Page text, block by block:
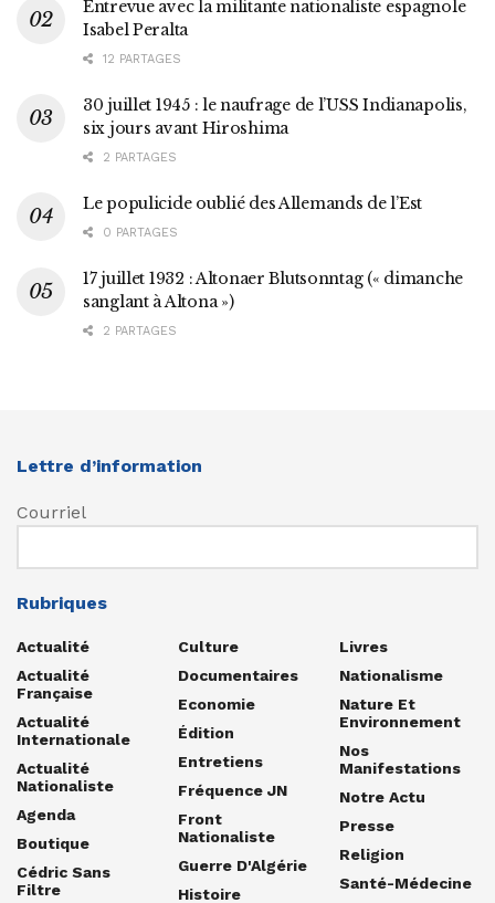
Entrevue avec la militante nationaliste espagnole
Isabel Peralta
12 PARTAGES
30 juillet 1945 : le naufrage de l’USS Indianapolis,
six jours avant Hiroshima
2 PARTAGES
Le populicide oublié des Allemands de l’Est
0 PARTAGES
17 juillet 1932 : Altonaer Blutsonntag (« dimanche
sanglant à Altona »)
2 PARTAGES
Lettre d’information
Courriel
Rubriques
Actualité
Actualité
Française
Actualité
Internationale
Actualité
Nationaliste
Agenda
Boutique
Cédric Sans
Filtre
Culture
Documentaires
Economie
Édition
Entretiens
Fréquence JN
Front
Nationaliste
Guerre D'Algérie
Histoire
Livres
Nationalisme
Nature Et
Environnement
Nos
Manifestations
Notre Actu
Presse
Religion
Santé-Médecine